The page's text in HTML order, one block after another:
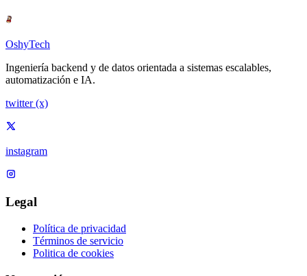
OshyTech
Ingeniería backend y de datos orientada a sistemas escalables,
automatización e IA.
twitter (x)
instagram
Legal
Política de privacidad
Términos de servicio
Politica de cookies